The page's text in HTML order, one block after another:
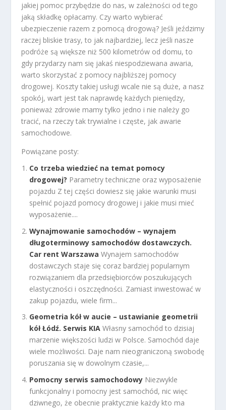
jakiej pomoc przybędzie do nas, w zależności od tego
jaką składkę opłacamy. Czy warto wybierać
ubezpieczenie razem z pomocą drogową? Jeśli jeździmy
raczej bliskie trasy, to jak najbardziej, lecz jeśli nasze
podróże są większe niż 500 kilometrów od domu, to
gdy przydarzy nam się jakaś niespodziewana awaria,
warto skorzystać z pomocy najbliższej pomocy
drogowej. Koszty takiej usługi wcale nie są duże, a nasz
spokój, wart jest tak naprawdę każdych pieniędzy,
ponieważ zdrowie mamy tylko jedno i nie należy go
tracić, na rzeczy tak trywialne i częste, jak awarie
samochodowe.
Powiązane posty:
Co trzeba wiedzieć na temat pomocy
drogowej? Parametry techniczne oraz wyposażenie
pojazdu Z tej części dowiesz się jakie warunki musi
spełnić pojazd pomocy drogowej i jakie musi mieć
wyposażenie....
Wynajmowanie samochodów – wynajem
długoterminowy samochodów dostawczych.
Car rent Warszawa Wynajem samochodów
dostawczych staje się coraz bardziej popularnym
rozwiązaniem dla przedsiębiorców poszukujących
elastyczności i oszczędności. Zamiast inwestować w
zakup pojazdu, wiele firm...
Geometria kół w aucie – ustawianie geometrii
kół Łódź. Serwis KIA Własny samochód to dzisiaj
marzenie większości ludzi w Polsce. Samochód daje
wiele możliwości. Daje nam nieograniczoną swobodę
poruszania się w dowolnym czasie,...
Pomocny serwis samochodowy Niezwykle
funkcjonalny i pomocny jest samochód, nic więc
dziwnego, że obecnie praktycznie każdy kto ma